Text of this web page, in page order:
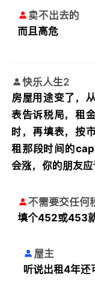
卖不出去的
而且高危
快乐人生2
房屋用途变了，
表告诉税局，租
时，再填表，按
租那段时间的
会涨，你的朋友
不需要交任何
填个452或453
屋主
听说出租4年还